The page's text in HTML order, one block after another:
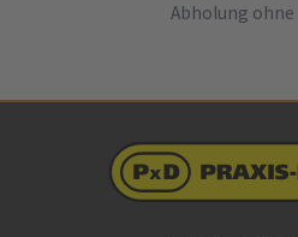
Abholung ohne